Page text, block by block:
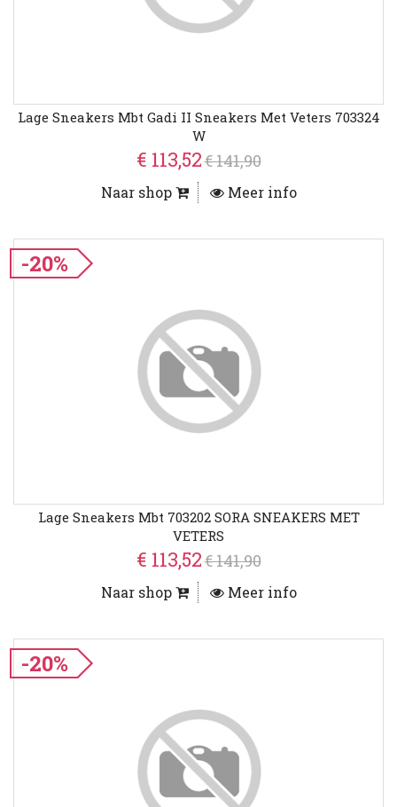
Lage Sneakers Mbt Gadi II Sneakers Met Veters 703324
W
€ 113,52€ 141,90
Naar shop Meer info
-20%
Lage Sneakers Mbt 703202 SORA SNEAKERS MET
VETERS
€ 113,52€ 141,90
Naar shop Meer info
-20%